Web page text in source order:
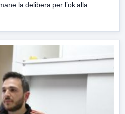
la delibera per l’ok alla